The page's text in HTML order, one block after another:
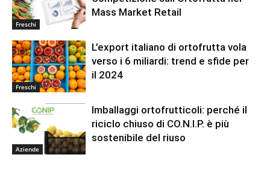
Freschi
Mass Market Retail
Freschi
L’export italiano di ortofrutta vola
verso i 6 miliardi: trend e sfide per
il 2024
Aziende
Imballaggi ortofrutticoli: perché il
riciclo chiuso di CO.N.I.P. è più
sostenibile del riuso